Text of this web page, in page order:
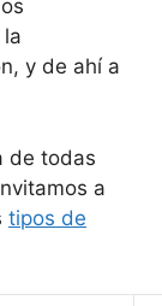
y de ahí a
de todas
a
tipos de